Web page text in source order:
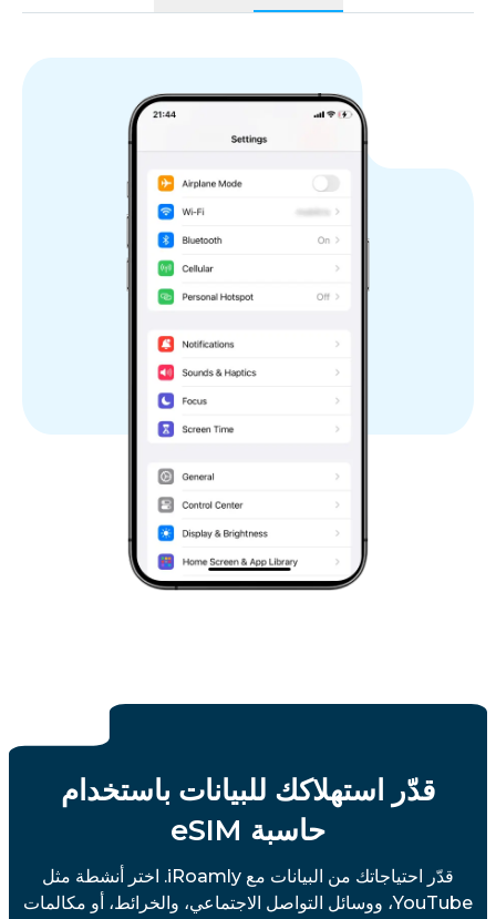
قدّر استهلاكك للبيانات باستخدام
حاسبة eSIM
قدّر احتياجاتك من البيانات مع iRoamly. اختر أنشطة مثل
YouTube، ووسائل التواصل الاجتماعي، والخرائط، أو مكالمات